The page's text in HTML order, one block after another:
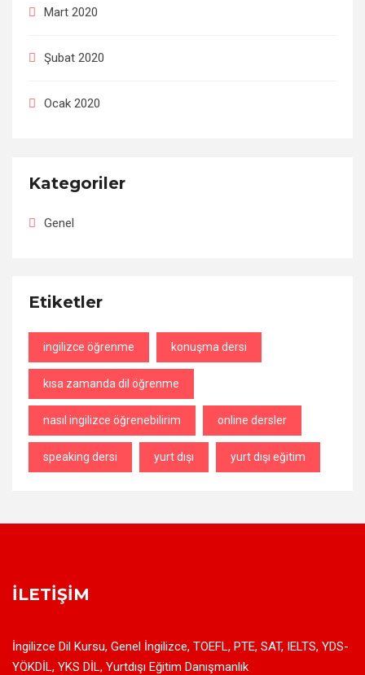
Mart 2020
Şubat 2020
Ocak 2020
Kategoriler
Genel
Etiketler
ingilizce öğrenme konuşma dersi
kısa zamanda dil öğrenme
nasıl ingilizce öğrenebilirim online dersler
speaking dersi yurt dışı yurt dışı eğitim
İLETIŞIM
İngilizce Dil Kursu, Genel İngilizce, TOEFL, PTE, SAT, IELTS, YDS-
YÖKDİL, YKS DİL, Yurtdışı Eğitim Danışmanlık